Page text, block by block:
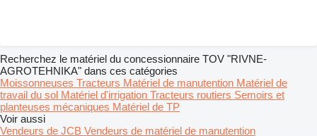
Recherchez le matériel du concessionnaire TOV "RIVNE-
AGROTEHNIKA" dans ces catégories
Moissonneuses Tracteurs Matériel de manutention Matériel de
travail du sol Matériel d'irrigation Tracteurs routiers Semoirs et
planteuses mécaniques Matériel de TP
Voir aussi
Vendeurs de JCB Vendeurs de matériel de manutention